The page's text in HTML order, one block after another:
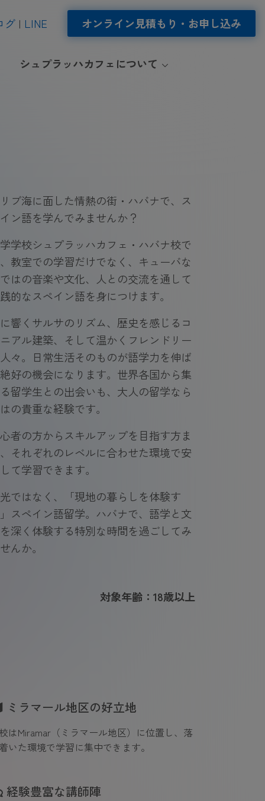
グ LINE オンライン見積もり・お申し込み
シュプラッハカフェについて
ブ海に面した情熱の街・ハバナで、ス
ン語を学んでみませんか？
学校シュプラッハカフェ・ハバナ校で
教室での学習だけでなく、キューバな
はの音楽や文化、人との交流を通して
的なスペイン語を身につけます。
響くサルサのリズム、歴史を感じるコ
アル建築、そして温かくフレンドリー
々。日常生活そのものが語学力を伸ば
好の機会になります。世界各国から集
留学生との出会いも、大人の留学なら
の貴重な経験です。
者の方からスキルアップを目指す方ま
それぞれのレベルに合わせた環境で安
て学習できます。
ではなく、「現地の暮らしを体験す
スペイン語留学。ハバナで、語学と文
深く体験する特別な時間を過ごしてみ
んか。
対象年齢：18歳以上
ミラマール地区の好立地
はMiramar（ミラマール地区）に位置し、落
いた環境で学習に集中できます。
経験豊富な講師陣